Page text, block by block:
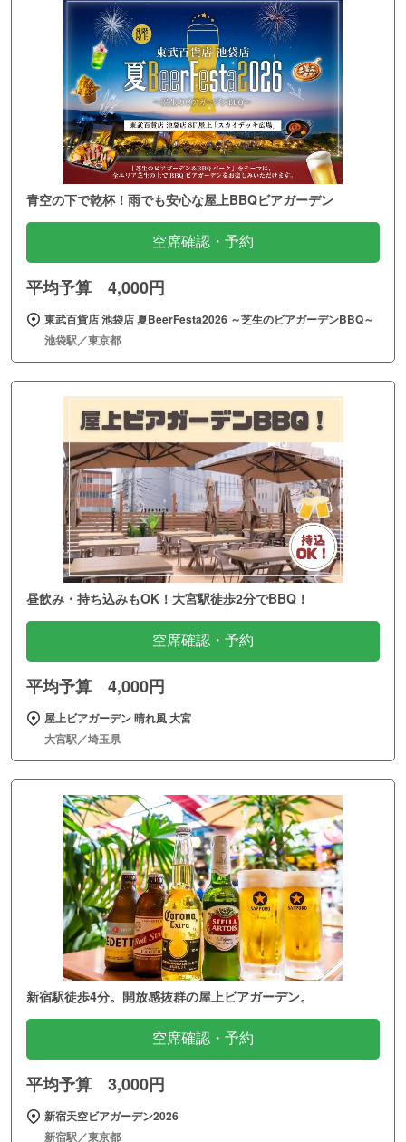
青空の下で乾杯！雨でも安心な屋上BBQビアガーデン
空席確認・予約
平均予算 4,000円
東武百貨店 池袋店 夏BeerFesta2026 ～芝生のビアガーデンBBQ～
池袋駅／東京都
昼飲み・持ち込みもOK！大宮駅徒歩2分でBBQ！
空席確認・予約
平均予算 4,000円
屋上ビアガーデン 晴れ風 大宮
大宮駅／埼玉県
新宿駅徒歩4分。開放感抜群の屋上ビアガーデン。
空席確認・予約
平均予算 3,000円
新宿天空ビアガーデン2026
新宿駅／東京都